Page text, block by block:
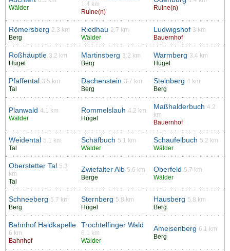
Wälder
1.4 km
Ruine(n)
Ruine(n)
Römersberg 2.3 km
Berg
Riedhau 2.7 km
Wälder
Ludwigshof 3 km
Bauernhof
Roßhäuptle 3.2 km
Hügel
Martinsberg 3.2 km
Berg
Warmberg 3.4 km
Hügel
Pfaffental
3.5 km
Tal
Dachenstein 3.7 km
Berg
Steinberg 4 km
Berg
Planwald 4.1 km
Wälder
Rommelslauh 4.2 km
Hügel
Maßhalderbuch 4.2
km
Bauernhof
Weidental
5.1 km
Tal
Schäfbuch 5.1 km
Wälder
Schaufelbuch 5.2 km
Wälder
Oberstetter Tal
5.3
km
Tal
Zwiefalter Alb 5.6 km
Berge
Oberfeld 5.7 km
Wälder
Schneeberg 5.7 km
Berg
Sternberg 5.8 km
Hügel
Hausberg 5.8 km
Berg
Bahnhof Haidkapelle
6 km
Bahnhof
Trochtelfinger Wald
6.1 km
Wälder
Ameisenberg 6.1 km
Berg